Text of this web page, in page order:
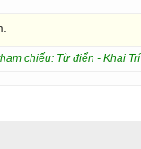
chiếu: Từ điển - Khai Trí